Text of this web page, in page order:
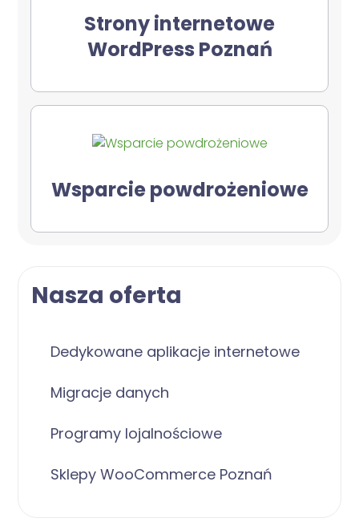
Strony internetowe
WordPress Poznań
Wsparcie powdrożeniowe
Nasza oferta
Dedykowane aplikacje internetowe
Migracje danych
Programy lojalnościowe
Sklepy WooCommerce Poznań